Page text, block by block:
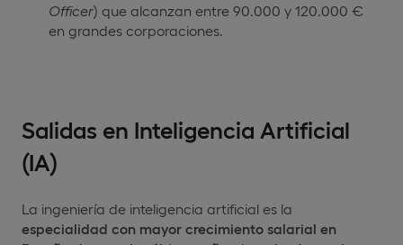
Officer) que alcanzan entre 90.000 y 120.000 €
en grandes corporaciones.
Salidas en Inteligencia Artificial
(IA)
La ingeniería de inteligencia artificial es la
especialidad con mayor crecimiento salarial en